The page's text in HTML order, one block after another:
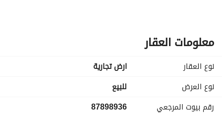
مناسبة للمشاريع التجارية والاستثمارية
واجهة مميزة وسهولة الوصول
قريبة من المراكز التجارية والخدمات الرئيسية
فرصة استثمارية في أحد أكثر الأحياء حيوية
الموقع:
معلومات العقار
نوع العقار
ارض تجارية
نوع العرض
للبيع
رقم بيوت المرجعي
87898936